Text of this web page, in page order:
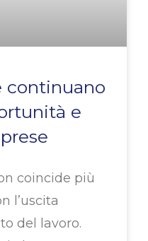
continuano
e
coincide più
l’uscita
del lavoro.